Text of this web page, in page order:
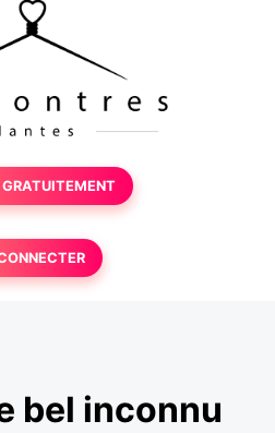
GRATUITEMENT
bel inconnu